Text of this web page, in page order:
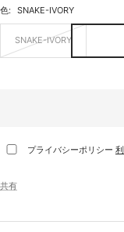
色: SNAKE-IVORY
SNAKE-IVORY
プライバシーポリシー
共有